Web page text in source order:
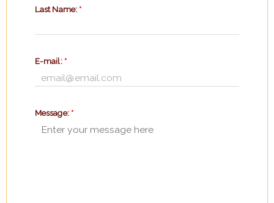
Last Name: *
E-mail: *
Message: *